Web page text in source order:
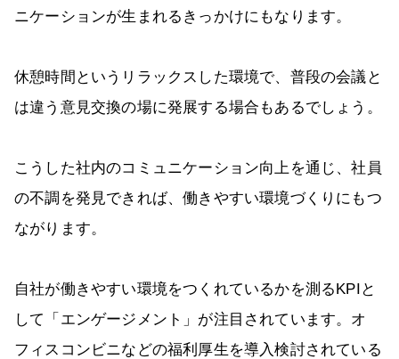
ニケーションが生まれるきっかけにもなります。
休憩時間というリラックスした環境で、普段の会議と
は違う意見交換の場に発展する場合もあるでしょう。
こうした社内のコミュニケーション向上を通じ、社員
の不調を発見できれば、働きやすい環境づくりにもつ
ながります。
自社が働きやすい環境をつくれているかを測るKPIと
して「エンゲージメント」が注目されています。オ
フィスコンビニなどの福利厚生を導入検討されている